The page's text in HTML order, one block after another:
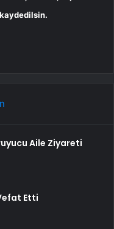
Aile Ziyareti
Etti